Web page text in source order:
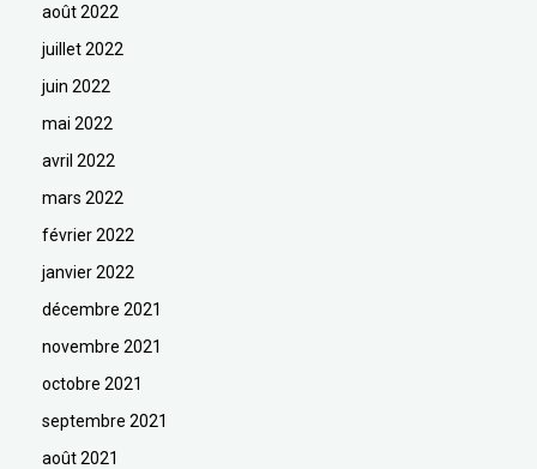
août 2022
juillet 2022
juin 2022
mai 2022
avril 2022
mars 2022
février 2022
janvier 2022
décembre 2021
novembre 2021
octobre 2021
septembre 2021
août 2021